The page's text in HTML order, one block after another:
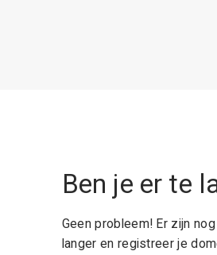
Ben je er te
Geen probleem! Er zijn
langer en registreer je